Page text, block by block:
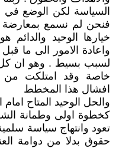
السياسة لكن الوضع في
فنحن لم نسمع
خيارها الوحيد والدائم
لسبب بسيط . وهو ان كل
خاصة وقد امتلكت من
افشال هذا المخطط
والحل الوحيد المتاح امام
كخطوة اولى وطمانة
تعود وانتهاج سياسة
حقوق بدلا من دوامة